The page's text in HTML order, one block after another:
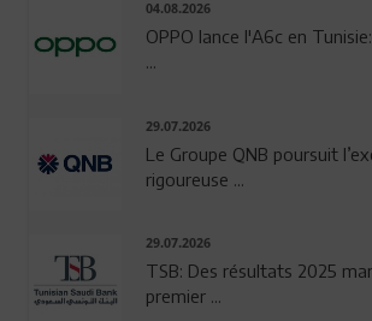
04.08.2026
OPPO lance l'A6c en
...
29.07.2026
Le Groupe QNB poursuit
rigoureuse ...
29.07.2026
TSB: Des résultats 2025
premier ...